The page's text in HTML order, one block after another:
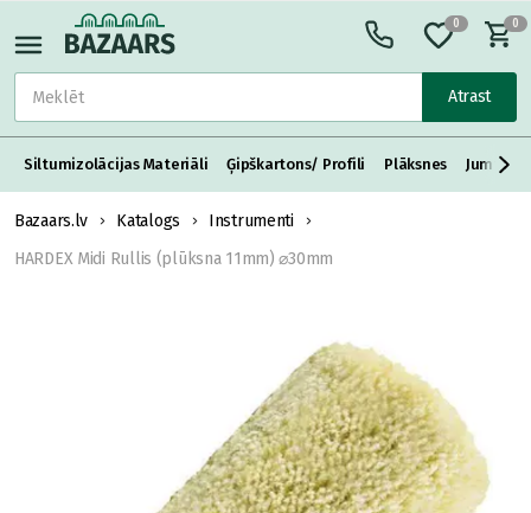
Atrast
0 0
Siltumizolācijas Materiāli Ģipškartons/ Profili Plāksnes Jumta
Bazaars.lv Katalogs
Instrumenti
HARDEX Midi Rullis (plūksna 11mm) ⌀30mm